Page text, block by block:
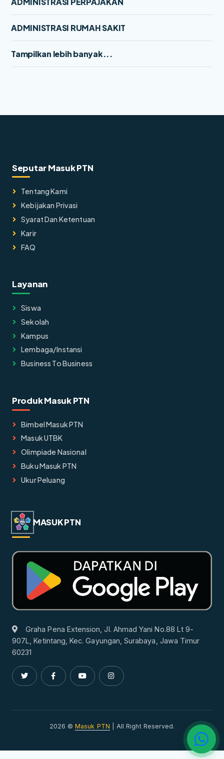
ADMINISTRASI RUMAH SAKIT
Tampilkan lebih banyak...
Seputar Masuk PTN
Tentang Kami
Kebijakan Privasi
Syarat Dan Ketentuan
Karir
FAQ
Layanan
Siswa
Sekolah
Kampus
Lembaga/instansi
Business To Business
Produk Masuk PTN
Bimbel Masuk PTN
Masuk UTBK
Olimpiade Nasional
Buku Masuk PTN
Ukur Peluang
MASUK PTN
Graha Pena Extension, Jl. Ahmad Yani No.88 Lt 9-
907L, Ketintang, Kec. Gayungan, Surabaya, Jawa Timur
60231
2026 ©Masuk PTN | All Right Reserved.